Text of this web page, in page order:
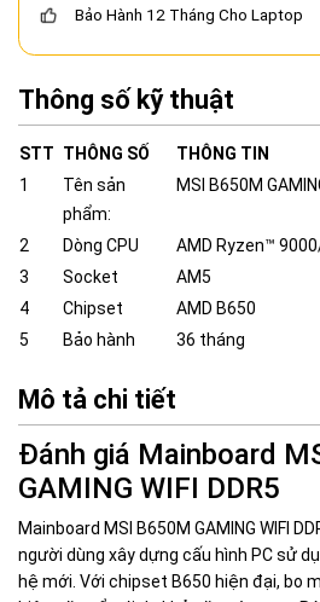
Bảo Hành 12 Tháng Cho Laptop
Thông số kỹ thuật
STT THÔNG SỐ
THÔNG TIN
1
Tên sản
phẩm:
MSI B650M
2 Dòng CPU
AMD Ryzen™
3
Socket
AM5
4
Chipset
AMD B650
5
Bảo hành 36 tháng
Mô tả chi tiết
Đánh giá Mainboard
GAMING WIFI DDR5
Mainboard MSI B650M GAMING WIFI
người dùng xây dựng cấu hình PC sử
hệ mới. Với chipset B650 hiện đại, bo